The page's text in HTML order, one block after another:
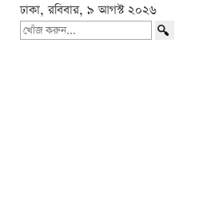
ঢাকা, রবিবার, ৯ আগস্ট ২০২৬